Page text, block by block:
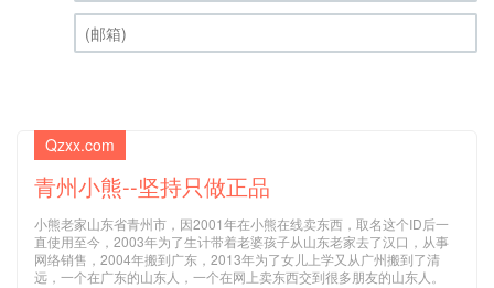
昵称 (必填)
Qzxx.com
青州小熊--坚持只做正品
小熊老家山东省青州市，因2001年在小熊在线卖东西，取名这个ID后一
直使用至今，2003年为了生计带着老婆孩子从山东老家去了汉口，从事
网络销售，2004年搬到广东，2013年为了女儿上学又从广州搬到了清
远，一个在广东的山东人，一个在网上卖东西交到很多朋友的山东人。